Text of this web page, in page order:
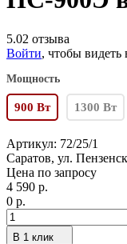
5.02 отзыва
Войти, чтобы видеть
Мощность
900 Вт 1300 Вт
Артикул: 72/25/1
Саратов, ул.
Цена по запросу
4 590 p.
0 p.
В 1 клик